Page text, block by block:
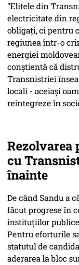
"Elitele din
electricitate din
obligați, ci pentru
regiunea într-o
energiei
conștientă că
Transnistriei
locali - aceiași
reintegreze în
Rezolvarea
cu
înainte
De când Sandu a
făcut progrese în
instituțiilor publice
Pentru eforturile
statutul de
aderarea la bloc